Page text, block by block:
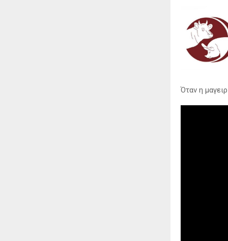
Όταν η